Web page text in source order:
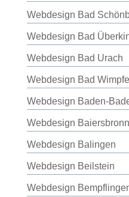
Webdesign Bad
Webdesign Bad
Webdesign Bad Urach
Webdesign Bad
Webdesign Baden-
Webdesign Baiersbronn
Webdesign Balingen
Webdesign Beilstein
Webdesign